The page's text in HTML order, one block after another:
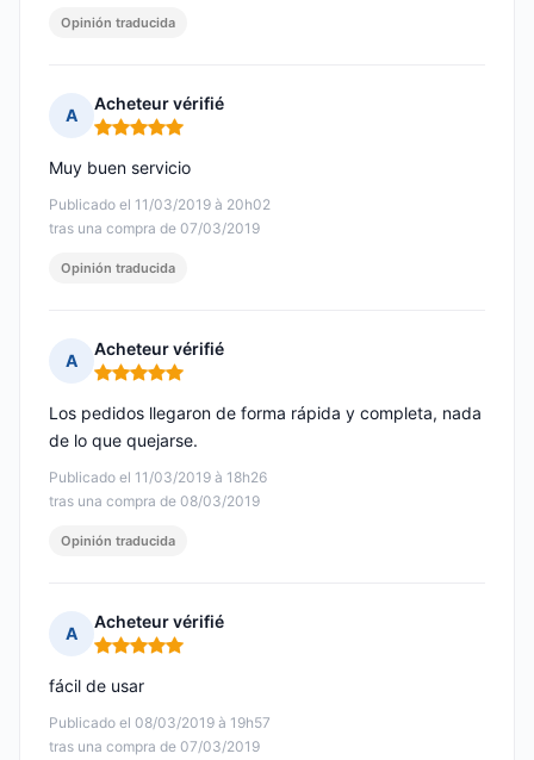
Opinión traducida
A
Acheteur vérifié
Nota: 5 de 5
Publicado el 11/03/2019 à 20h02
tras una compra de 07/03/2019
Muy buen servicio
Opinión traducida
A
Acheteur vérifié
Nota: 5 de 5
Publicado el 11/03/2019 à 18h26
tras una compra de 08/03/2019
Los pedidos llegaron de forma rápida y completa, nada
de lo que quejarse.
Opinión traducida
A
Acheteur vérifié
Nota: 5 de 5
Publicado el 08/03/2019 à 19h57
tras una compra de 07/03/2019
fácil de usar